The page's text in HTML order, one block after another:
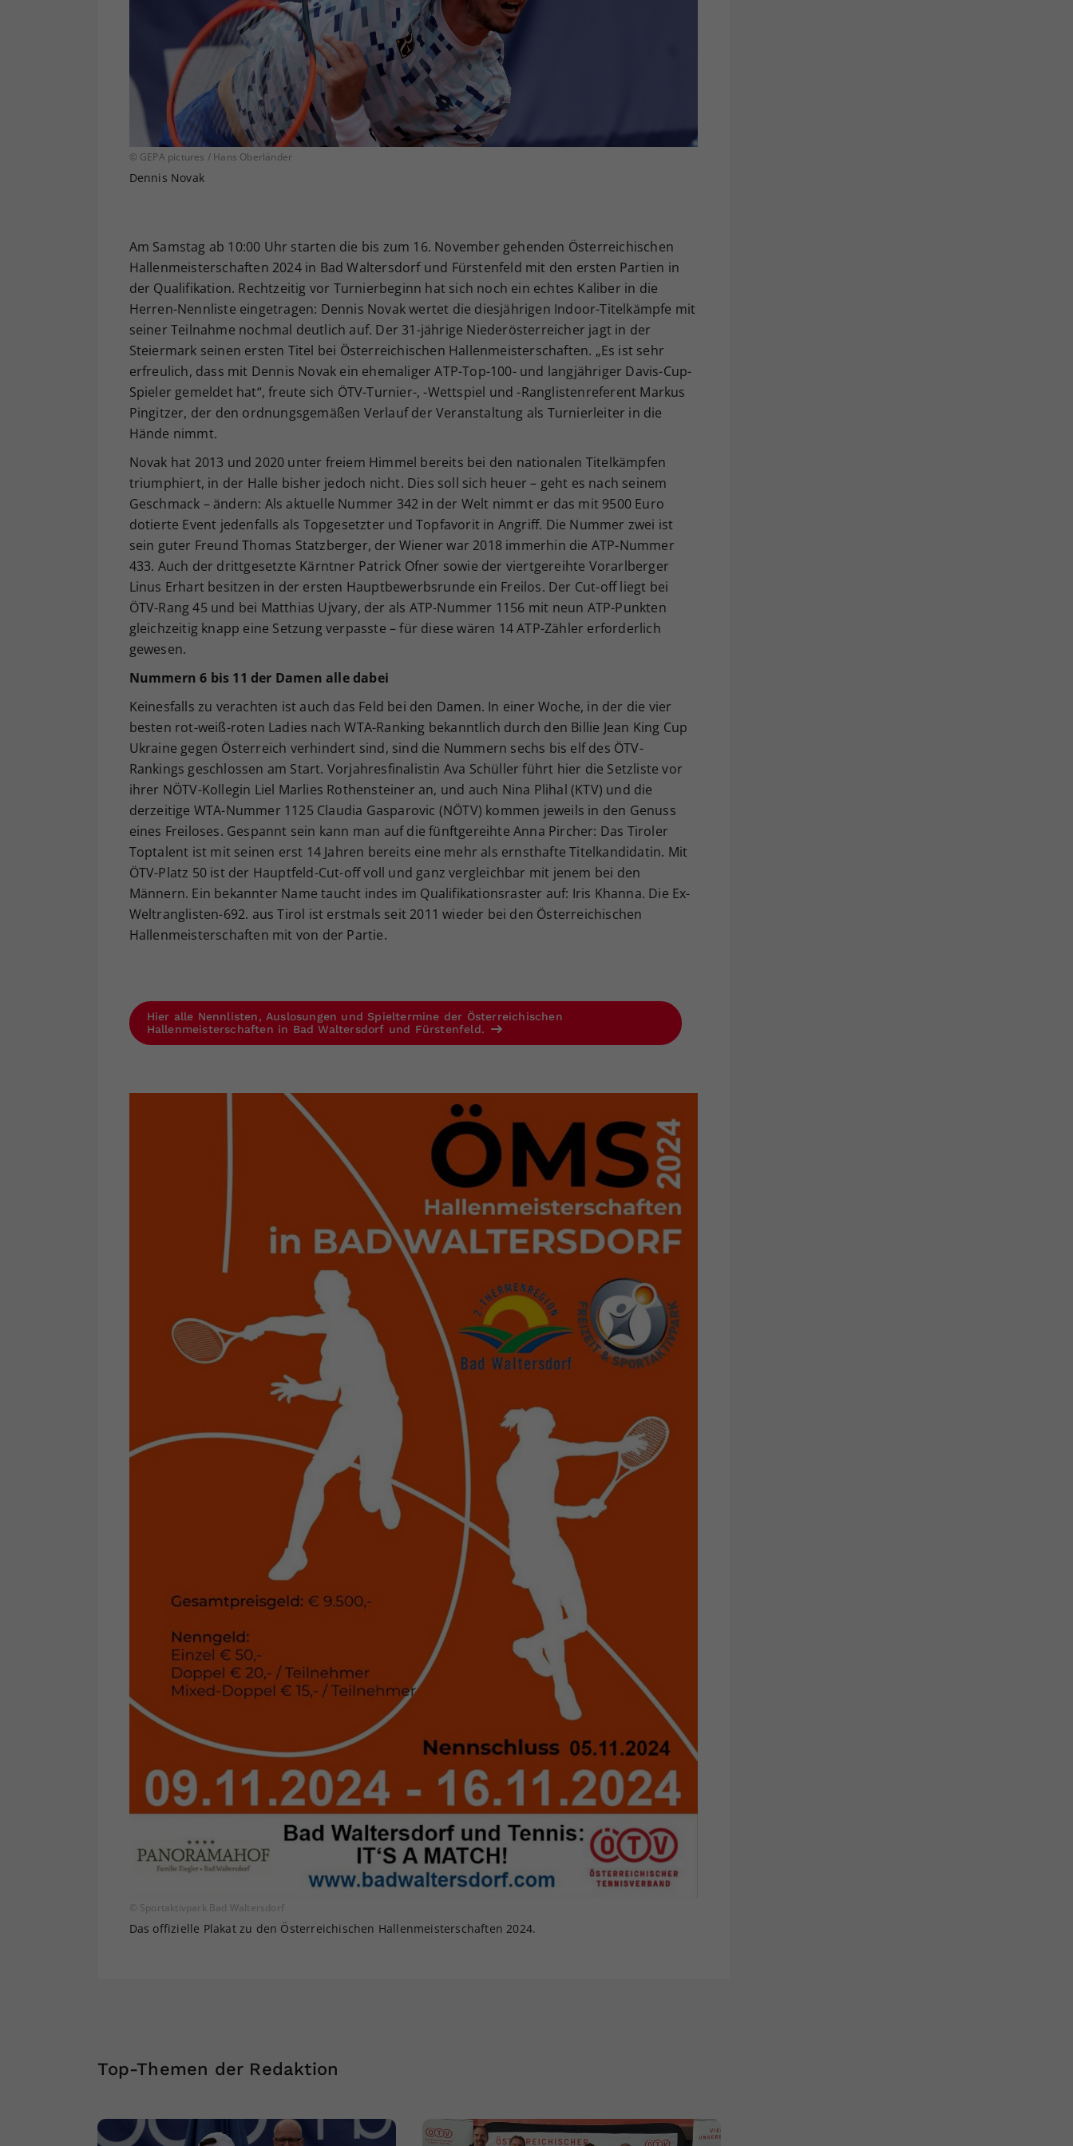
© GEPA pictures / Hans Oberländer
Dennis Novak
Am Samstag ab 10:00 Uhr starten die bis zum 16. November gehenden Österreichischen
Hallenmeisterschaften 2024 in Bad Waltersdorf und Fürstenfeld mit den ersten Partien in
der Qualifikation. Rechtzeitig vor Turnierbeginn hat sich noch ein echtes Kaliber in die
Herren-Nennliste eingetragen: Dennis Novak wertet die diesjährigen Indoor-Titelkämpfe mit
seiner Teilnahme nochmal deutlich auf. Der 31-jährige Niederösterreicher jagt in der
Steiermark seinen ersten Titel bei Österreichischen Hallenmeisterschaften. „Es ist sehr
erfreulich, dass mit Dennis Novak ein ehemaliger ATP-Top-100- und langjähriger Davis-Cup-
Spieler gemeldet hat“, freute sich ÖTV-Turnier-, -Wettspiel und -Ranglistenreferent Markus
Pingitzer, der den ordnungsgemäßen Verlauf der Veranstaltung als Turnierleiter in die
Hände nimmt.
Novak hat 2013 und 2020 unter freiem Himmel bereits bei den nationalen Titelkämpfen
triumphiert, in der Halle bisher jedoch nicht. Dies soll sich heuer – geht es nach seinem
Geschmack – ändern: Als aktuelle Nummer 342 in der Welt nimmt er das mit 9500 Euro
dotierte Event jedenfalls als Topgesetzter und Topfavorit in Angriff. Die Nummer zwei ist
sein guter Freund Thomas Statzberger, der Wiener war 2018 immerhin die ATP-Nummer
433. Auch der drittgesetzte Kärntner Patrick Ofner sowie der viertgereihte Vorarlberger
Linus Erhart besitzen in der ersten Hauptbewerbsrunde ein Freilos. Der Cut-off liegt bei
ÖTV-Rang 45 und bei Matthias Ujvary, der als ATP-Nummer 1156 mit neun ATP-Punkten
gleichzeitig knapp eine Setzung verpasste – für diese wären 14 ATP-Zähler erforderlich
gewesen.
Nummern 6 bis 11 der Damen alle dabei
Keinesfalls zu verachten ist auch das Feld bei den Damen. In einer Woche, in der die vier
besten rot-weiß-roten Ladies nach WTA-Ranking bekanntlich durch den Billie Jean King Cup
Ukraine gegen Österreich verhindert sind, sind die Nummern sechs bis elf des ÖTV-
Rankings geschlossen am Start. Vorjahresfinalistin Ava Schüller führt hier die Setzliste vor
ihrer NÖTV-Kollegin Liel Marlies Rothensteiner an, und auch Nina Plihal (KTV) und die
derzeitige WTA-Nummer 1125 Claudia Gasparovic (NÖTV) kommen jeweils in den Genuss
eines Freiloses. Gespannt sein kann man auf die fünftgereihte Anna Pircher: Das Tiroler
Toptalent ist mit seinen erst 14 Jahren bereits eine mehr als ernsthafte Titelkandidatin. Mit
ÖTV-Platz 50 ist der Hauptfeld-Cut-off voll und ganz vergleichbar mit jenem bei den
Männern. Ein bekannter Name taucht indes im Qualifikationsraster auf: Iris Khanna. Die Ex-
Weltranglisten-692. aus Tirol ist erstmals seit 2011 wieder bei den Österreichischen
Hallenmeisterschaften mit von der Partie.
Hier alle Nennlisten, Auslosungen und Spieltermine der Österreichischen
Hallenmeisterschaften in Bad Waltersdorf und Fürstenfeld.
© Sportaktivpark Bad Waltersdorf
Das offizielle Plakat zu den Österreichischen Hallenmeisterschaften 2024.
Top-Themen der Redaktion
Ihrer vorgenommen Einstellungen, falls der
Webseiten-Betreiber dies eingestellt hat.